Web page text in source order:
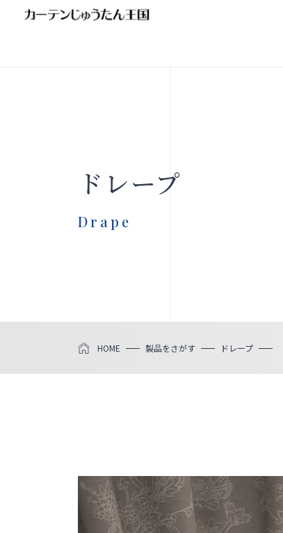
ドレープ
Drape
HOME 製品をさがす ドレープ